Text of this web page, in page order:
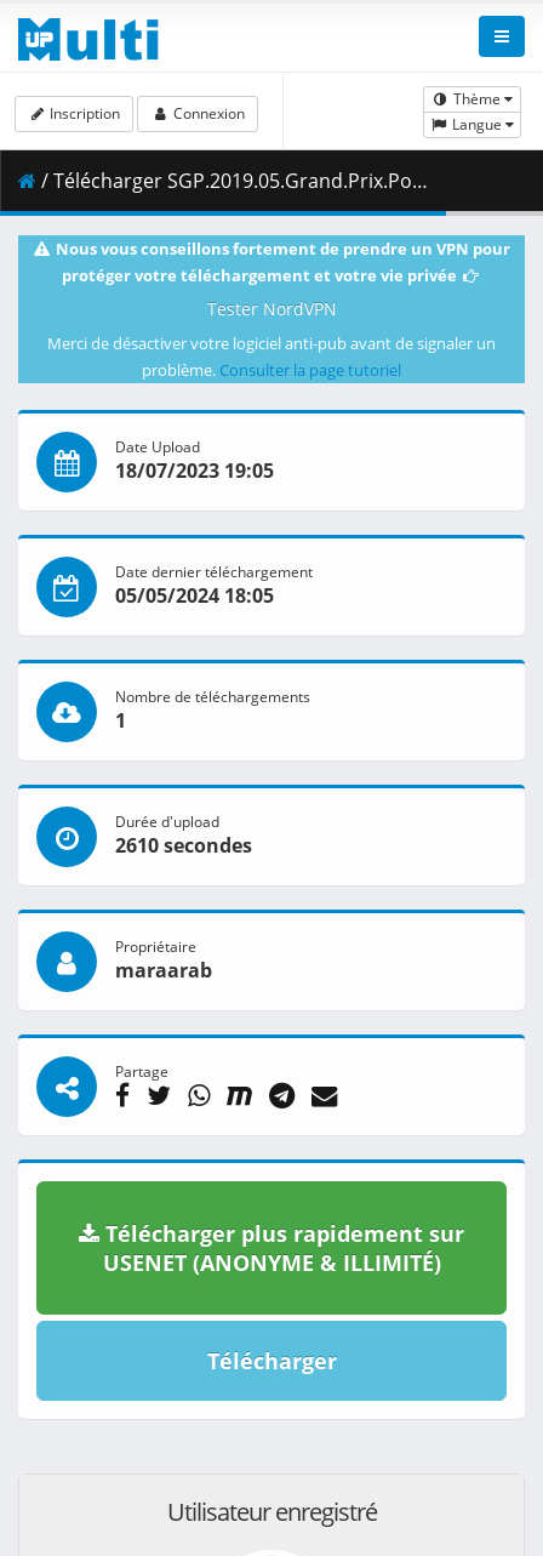
Thème
Langue
Inscription Connexion
/ Télécharger SGP.2019.05.Grand.Prix.Polski.Kwalifikacje.02.08.2019.1080i.PL.HDTV.maraarab.ts ( 3.10 GB )
Nous vous conseillons fortement de prendre un VPN pour
protéger votre téléchargement et votre vie privée
Tester NordVPN
Merci de désactiver votre logiciel anti-pub avant de signaler un
problème. Consulter la page tutoriel
Date Upload
18/07/2023 19:05
Date dernier téléchargement
05/05/2024 18:05
Nombre de téléchargements
1
Durée d'upload
2610 secondes
Propriétaire
maraarab
Partage
Télécharger plus rapidement sur
USENET (ANONYME & ILLIMITÉ)
Télécharger
Utilisateur enregistré